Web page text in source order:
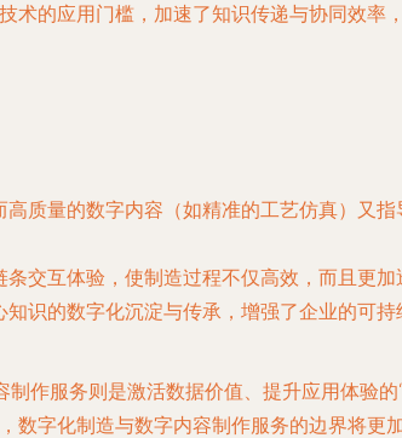
的应用门槛，加速了知识传递与协同效率
质量的数字内容（如精准的工艺仿真）又
交互体验，使制造过程不仅高效，而且更加
识的数字化沉淀与传承，增强了企业的可持
作服务则是激活数据价值、提升应用体验的
字化制造与数字内容制作服务的边界将更